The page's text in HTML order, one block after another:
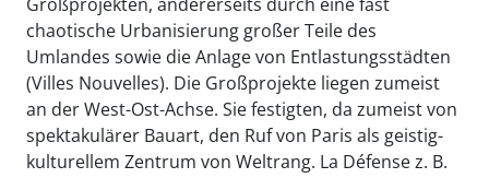
chaotische Urbanisierung großer Teile des
Umlandes sowie die Anlage von Entlastungsstädten
(Villes Nouvelles). Die Großprojekte liegen zumeist
an der West-Ost-Achse. Sie festigten, da zumeist von
spektakulärer Bauart, den Ruf von Paris als geistig-
kulturellem Zentrum von Weltrang. La Défense z. B.